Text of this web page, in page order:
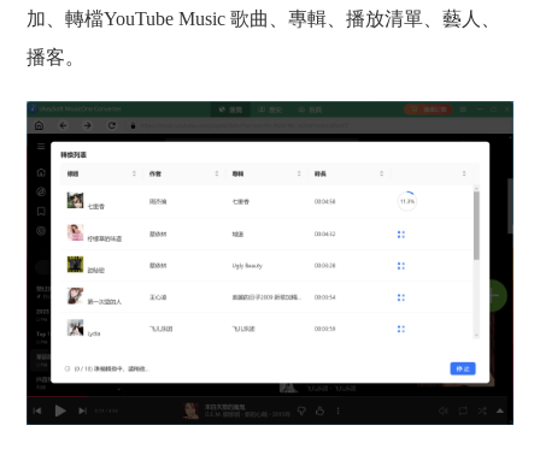
加、轉檔YouTube Music 歌曲、專輯、播放清單、藝人、
播客。